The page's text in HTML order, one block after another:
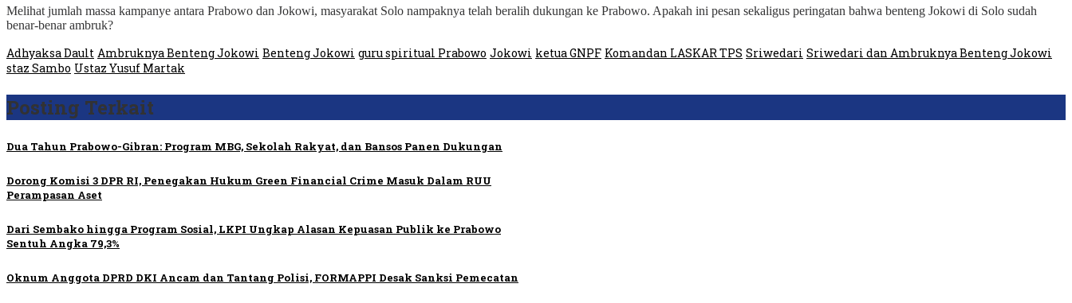
Melihat jumlah massa kampanye antara Prabowo dan Jokowi, masyarakat Solo nampaknya telah beralih dukungan ke Prabowo. Apakah ini pesan sekaligus peringatan bahwa benteng Jokowi di Solo sudah
benar-benar ambruk?
Adhyaksa Dault Ambruknya Benteng Jokowi Benteng Jokowi guru spiritual Prabowo Jokowi ketua GNPF Komandan LASKAR TPS Sriwedari Sriwedari dan Ambruknya Benteng Jokowi
staz Sambo Ustaz Yusuf Martak
Posting Terkait
Dua Tahun Prabowo-Gibran: Program MBG, Sekolah Rakyat, dan Bansos Panen Dukungan
Dorong Komisi 3 DPR RI, Penegakan Hukum Green Financial Crime Masuk Dalam RUU
Perampasan Aset
Dari Sembako hingga Program Sosial, LKPI Ungkap Alasan Kepuasan Publik ke Prabowo
Sentuh Angka 79,3%
Oknum Anggota DPRD DKI Ancam dan Tantang Polisi, FORMAPPI Desak Sanksi Pemecatan